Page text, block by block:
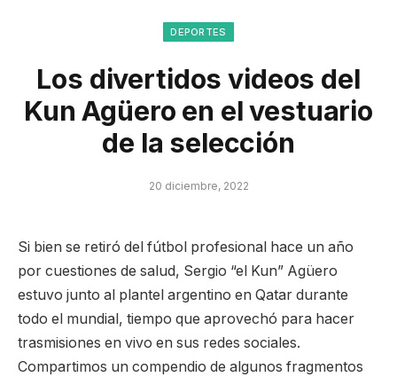
DEPORTES
Los divertidos videos del
Kun Agüero en el vestuario
de la selección
20 diciembre, 2022
Si bien se retiró del fútbol profesional hace un año
por cuestiones de salud, Sergio “el Kun” Agüero
estuvo junto al plantel argentino en Qatar durante
todo el mundial, tiempo que aprovechó para hacer
trasmisiones en vivo en sus redes sociales.
Compartimos un compendio de algunos fragmentos